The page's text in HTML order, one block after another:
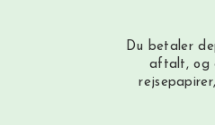
Du betaler
aftalt, og